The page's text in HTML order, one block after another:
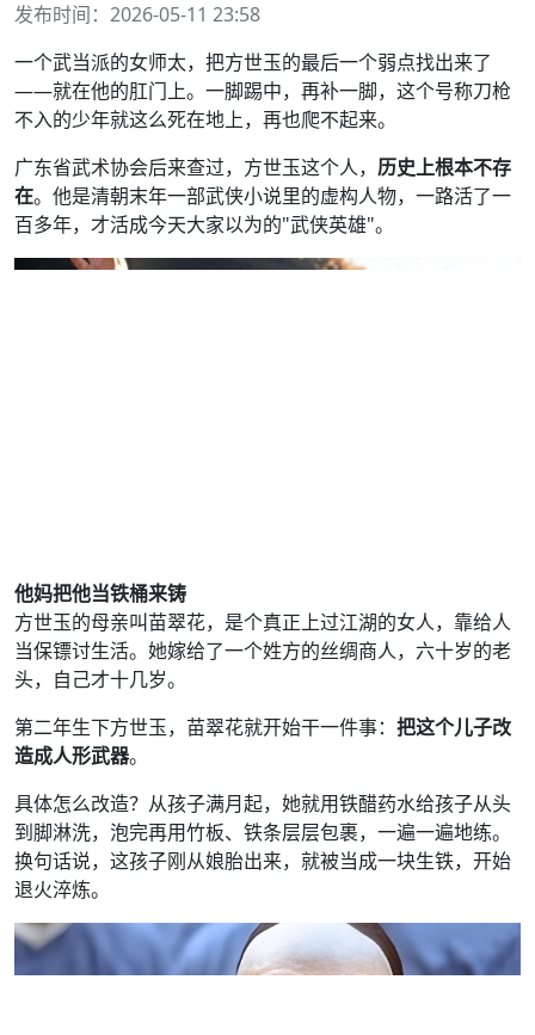
发布时间：2026-05-11 23:58
一个武当派的女师太，把方世玉的最后一个弱点找出来了
——就在他的肛门上。一脚踢中，再补一脚，这个号称刀枪
不入的少年就这么死在地上，再也爬不起来。
广东省武术协会后来查过，方世玉这个人， 历史上根本不存
在。他是清朝末年一部武侠小说里的虚构人物，一路活了一
百多年，才活成今天大家以为的"武侠英雄"。
他妈把他当铁桶来铸
方世玉的母亲叫苗翠花，是个真正上过江湖的女人，靠给人
当保镖讨生活。她嫁给了一个姓方的丝绸商人，六十岁的老
头，自己才十几岁。
第二年生下方世玉，苗翠花就开始干一件事： 把这个儿子改
造成人形武器。
具体怎么改造？从孩子满月起，她就用铁醋药水给孩子从头
到脚淋洗，泡完再用竹板、铁条层层包裹，一遍一遍地练。
换句话说，这孩子刚从娘胎出来，就被当成一块生铁，开始
退火淬炼。